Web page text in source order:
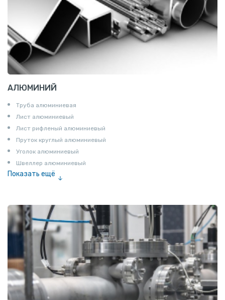
АЛЮМИНИЙ
Труба алюминиевая
Лист алюминиевый
Лист рифленый алюминиевый
Пруток круглый алюминиевый
Уголок алюминиевый
Швеллер алюминиевый
Показать ещё
Шина электротехническая
Алюминиевая плита
Z профиль алюминиевый
Т профиль алюминиевый
Пруток квадратный алюминиевый
Полоса алюминиевая
Пруток шестигранный алюминиевый